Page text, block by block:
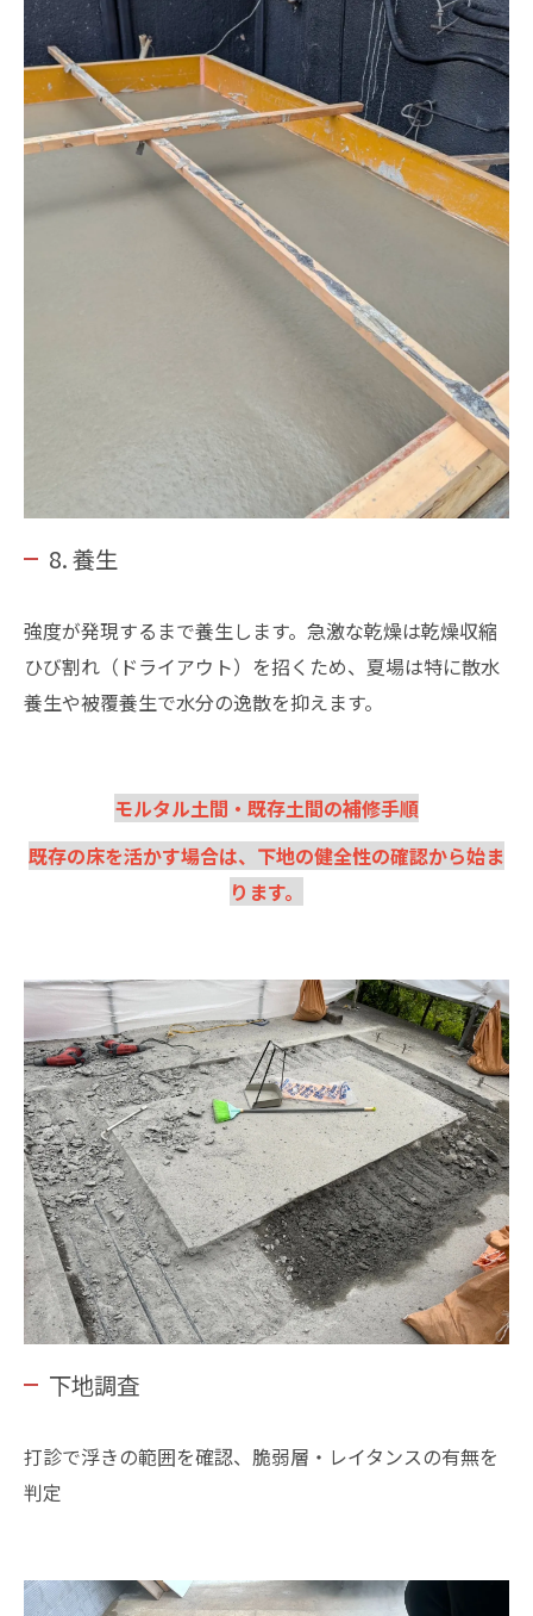
8. 養生
強度が発現するまで養生します。急激な乾燥は乾燥収縮
ひび割れ（ドライアウト）を招くため、夏場は特に散水
養生や被覆養生で水分の逸散を抑えます。
モルタル土間・既存土間の補修手順
既存の床を活かす場合は、下地の健全性の確認から始ま
ります。
下地調査
打診で浮きの範囲を確認、脆弱層・レイタンスの有無を
判定